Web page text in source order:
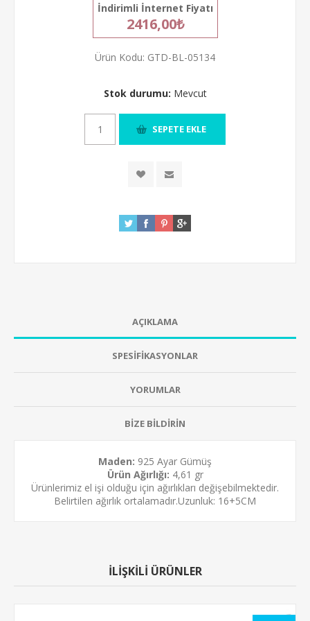
İndirimli İnternet Fiyatı
2416,00₺
Ürün Kodu: GTD-BL-05134
Stok durumu: Mevcut
AÇIKLAMA
SPESİFİKASYONLAR
YORUMLAR
BİZE BİLDİRİN
Maden: 925 Ayar Gümüş
Ürün Ağırlığı: 4,61 gr
Ürünlerimiz el işi olduğu için ağırlıkları değişebilmektedir.
Belirtilen ağırlık ortalamadır.Uzunluk: 16+5CM
İLİŞKİLİ ÜRÜNLER